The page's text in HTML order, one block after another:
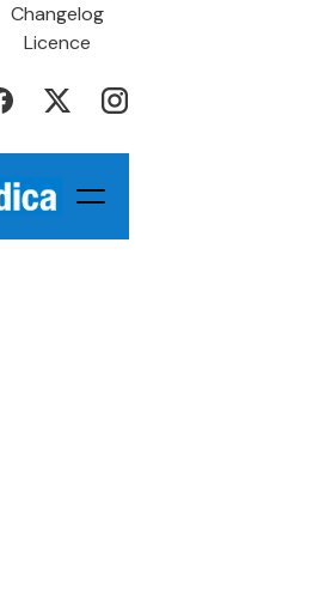
Changelog
Licence